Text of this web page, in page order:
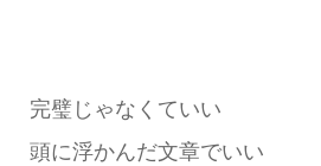
完璧じゃなくていい
頭に浮かんだ文章でいい